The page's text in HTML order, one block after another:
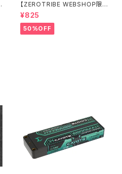
【ZEROTRIBE WEBSHOP限
定価格】RCM-HRP-ZX-BD10
LCE Horizontalリアポストボ
ディマウンティングエクステンシ
ョンプレート Yokomo BD10L
¥825
50%OFF